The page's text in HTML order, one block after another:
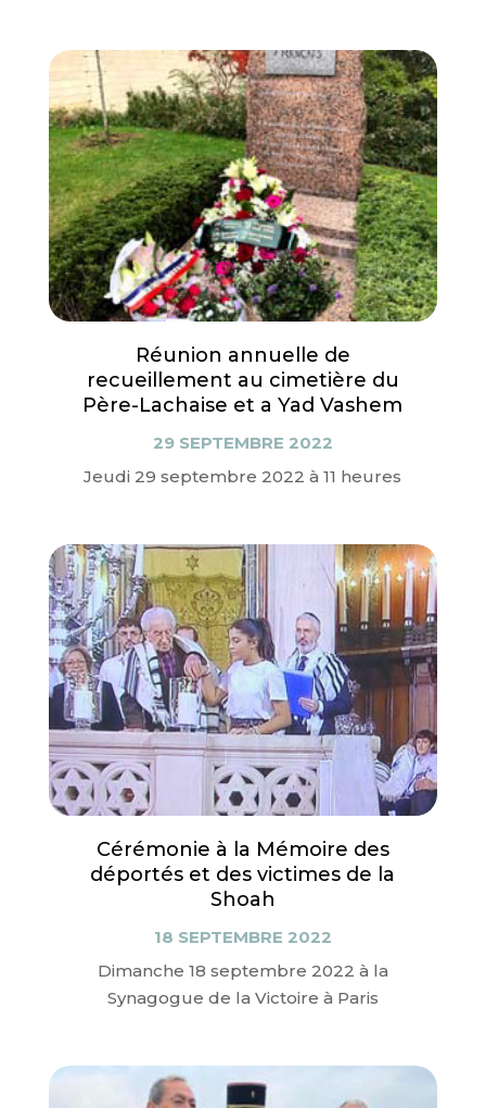
Réunion annuelle de
recueillement au cimetière du
Père-Lachaise et a Yad Vashem
29 SEPTEMBRE 2022
Jeudi 29 septembre 2022 à 11 heures
Cérémonie à la Mémoire des
déportés et des victimes de la
Shoah
18 SEPTEMBRE 2022
Dimanche 18 septembre 2022 à la
Synagogue de la Victoire à Paris